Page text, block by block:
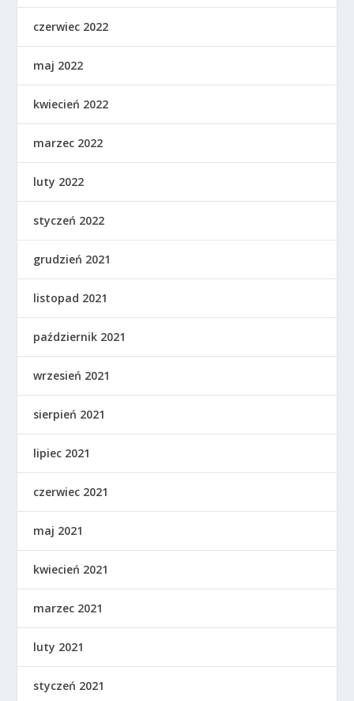
czerwiec 2022
maj 2022
kwiecień 2022
marzec 2022
luty 2022
styczeń 2022
grudzień 2021
listopad 2021
październik 2021
wrzesień 2021
sierpień 2021
lipiec 2021
czerwiec 2021
maj 2021
kwiecień 2021
marzec 2021
luty 2021
styczeń 2021